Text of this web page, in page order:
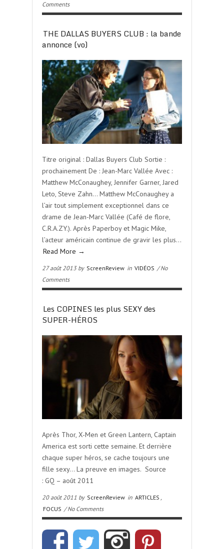
Comments
THE DALLAS BUYERS CLUB : la bande
annonce (vo)
Titre original : Dallas Buyers Club Sortie :
prochainement De : Jean-Marc Vallée Avec :
Matthew McConaughey, Jennifer Garner, Jared
Leto, Steve Zahn… Matthew McConaughey a
l’air tout simplement exceptionnel dans ce
drame de Jean-Marc Vallée (Café de flore,
C.R.A.ZY.). Après Paperboy et Magic Mike,
l’acteur américain continue de gravir les plus…
Read More →
27 août 2013 by ScreenReview in VIDÉOS / No
Comments
Les COPINES les plus SEXY des
SUPER-HÉROS
Après Thor, X-Men et Green Lantern, Captain
America est sorti cette semaine. Et derrière
chaque super héros, se cache toujours une
fille sexy… La preuve en images. Source
: GQ – août 2011
20 août 2011 by ScreenReview in ARTICLES ,
FOCUS / No Comments